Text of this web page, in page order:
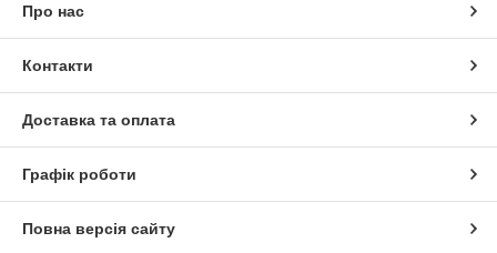
Про нас
Контакти
Доставка та оплата
Графік роботи
Повна версія сайту